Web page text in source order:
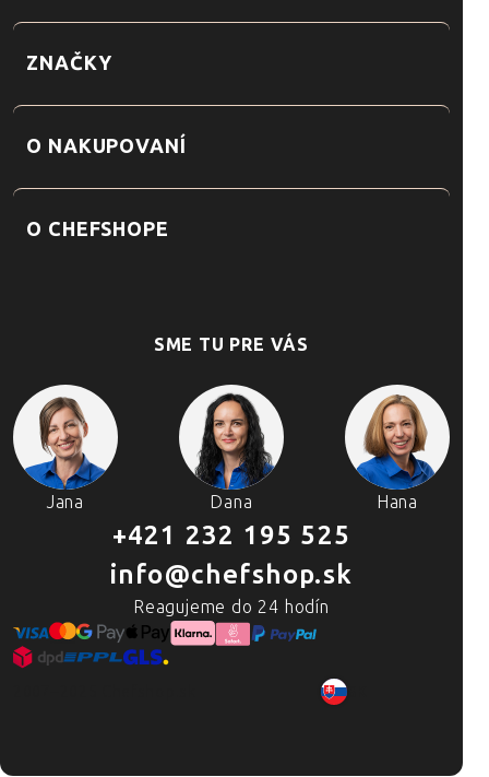
ZNAČKY
O NAKUPOVANÍ
O CHEFSHOPE
SME TU PRE VÁS
Jana Dana Hana
+421 232 195 525
info@chefshop.sk
Reagujeme do 24 hodín